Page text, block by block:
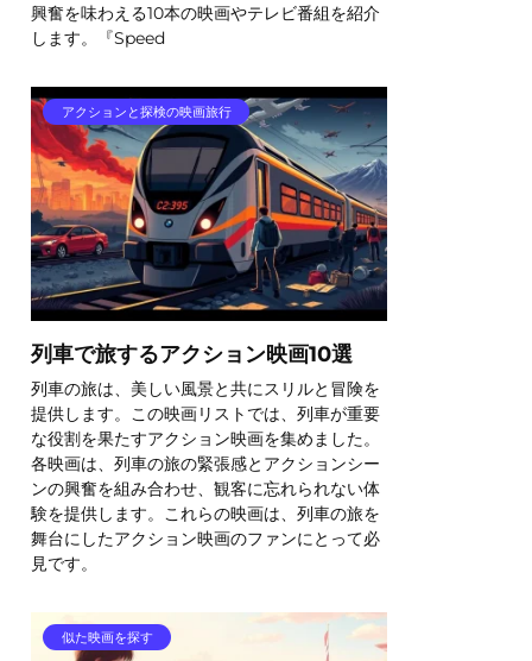
興奮を味わえる10本の映画やテレビ番組を紹介
します。『Speed
アクションと探検の映画旅行
列車で旅するアクション映画10選
列車の旅は、美しい風景と共にスリルと冒険を
提供します。この映画リストでは、列車が重要
な役割を果たすアクション映画を集めました。
各映画は、列車の旅の緊張感とアクションシー
ンの興奮を組み合わせ、観客に忘れられない体
験を提供します。これらの映画は、列車の旅を
舞台にしたアクション映画のファンにとって必
見です。
似た映画を探す